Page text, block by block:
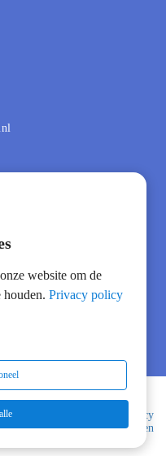
-
Privacy
-Algemene Voorwaarden
website om de
houden. Privacy policy